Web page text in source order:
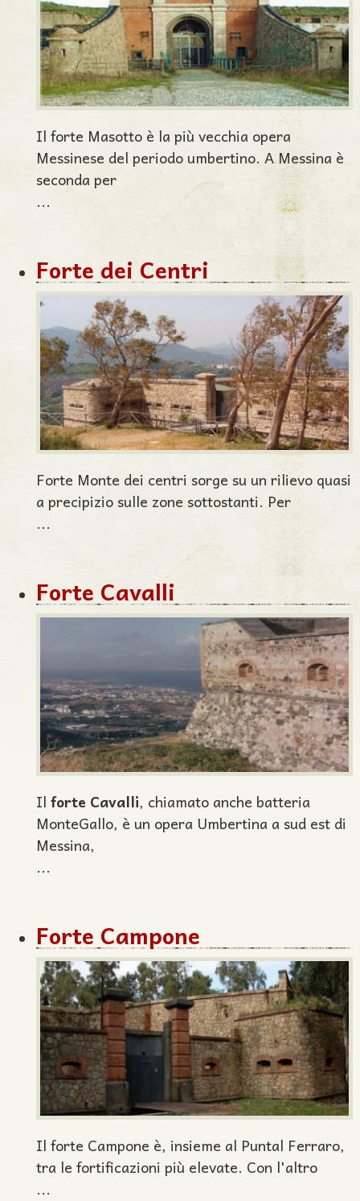
Il forte Masotto è la più vecchia opera
Messinese del periodo umbertino. A Messina è
seconda per
...
Forte dei Centri
Forte Monte dei centri sorge su un rilievo quasi
a precipizio sulle zone sottostanti. Per
...
Forte Cavalli
Il forte Cavalli, chiamato anche batteria
MonteGallo, è un opera Umbertina a sud est di
Messina,
...
Forte Campone
Il forte Campone è, insieme al Puntal Ferraro,
tra le fortificazioni più elevate. Con l'altro
...